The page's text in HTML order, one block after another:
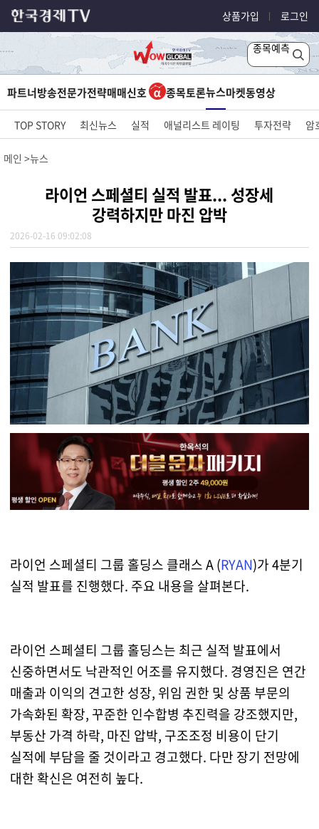
상품가입 로그인
종목예측
파트너방송전문가전략매매신호 종목토론뉴스마켓동영상
TOP STORY 최신뉴스 실적 애널리스트 레이팅 투자전략 암
메인 뉴스
라이언 스페셜티 실적 발표... 성장세
강력하지만 마진 압박
2026-02-16 09:02:08
라이언 스페셜티 그룹 홀딩스 클래스 A (RYAN)가 4분기
실적 발표를 진행했다. 주요 내용을 살펴본다.
라이언 스페셜티 그룹 홀딩스는 최근 실적 발표에서
신중하면서도 낙관적인 어조를 유지했다. 경영진은 연간
매출과 이익의 견고한 성장, 위임 권한 및 상품 부문의
가속화된 확장, 꾸준한 인수합병 추진력을 강조했지만,
부동산 가격 하락, 마진 압박, 구조조정 비용이 단기
실적에 부담을 줄 것이라고 경고했다. 다만 장기 전망에
대한 확신은 여전히 높다.